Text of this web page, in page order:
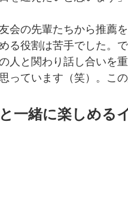
会の先輩たちから推薦
る役割は苦手でした。
人と関わり話し合いを
っています（笑）。こ
一緒に楽しめる